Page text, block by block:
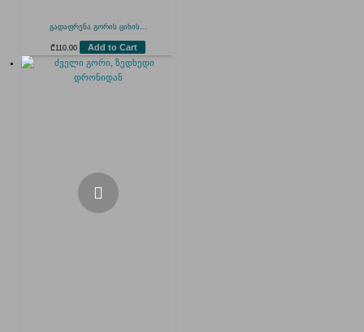
გადაფრენა გორის ციხის...
₾110.00 Add to Cart